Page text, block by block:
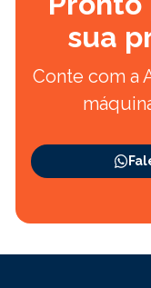
sua
Conte com a